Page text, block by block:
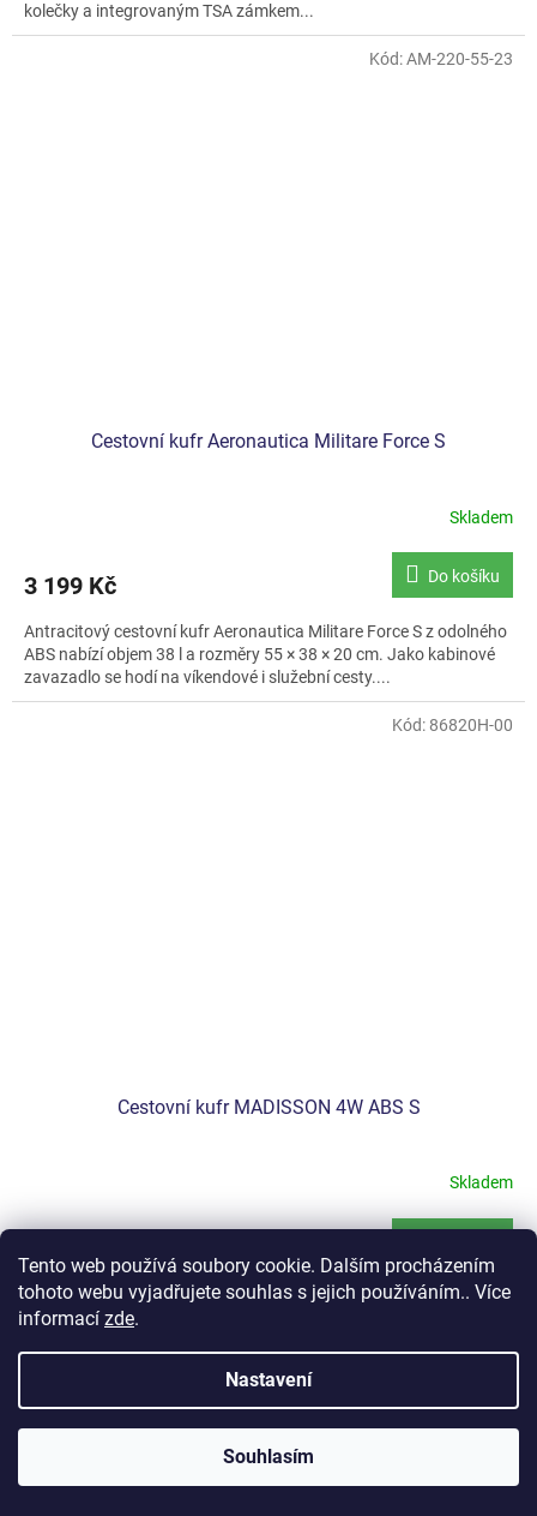
Tento web používá soubory cookie. Dalším procházením
tohoto webu vyjadřujete souhlas s jejich používáním.. Více
informací zde.
Nastavení
Souhlasím
kolečky a integrovaným TSA zámkem...
Cestovní kufr Aeronautica Militare Force S
Skladem
3 199 Kč Do košíku
Antracitový cestovní kufr Aeronautica Militare Force S z odolného
ABS nabízí objem 38 l a rozměry 55 × 38 × 20 cm. Jako kabinové
zavazadlo se hodí na víkendové i služební cesty....
Kód:AM-220-55-23
Cestovní kufr MADISSON 4W ABS S
Skladem
1 490 Kč
Vícebarevný cestovní kufr Madisson 4W ABS S z kombinace ABS a
polykarbonátu nabízí objem 38 l a rozměry 55 × 36 × 20 cm. Díky
Kód: 86820H-00